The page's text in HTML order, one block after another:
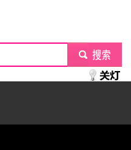
submit